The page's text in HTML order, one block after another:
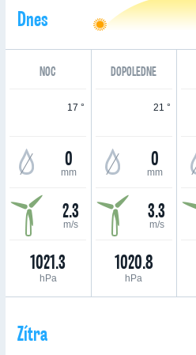
Dnes
NOC DOPOLEDNE
17 °
0
mm
2.3
m/s
1021.3
hPa
21 °
0
mm
3.3
m/s
1020.8
hPa
Zítra